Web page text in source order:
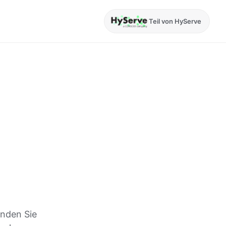
Teil von HyServe
Sie